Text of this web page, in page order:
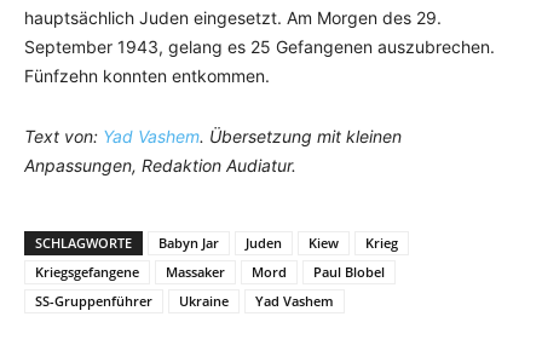
hauptsächlich Juden eingesetzt. Am Morgen des 29.
September 1943, gelang es 25 Gefangenen auszubrechen.
Fünfzehn konnten entkommen.
Text von: Yad Vashem. Übersetzung mit kleinen
Anpassungen, Redaktion Audiatur.
SCHLAGWORTE Babyn Jar Juden Kiew
Krieg
Kriegsgefangene
Massaker Mord
Paul Blobel
SS-Gruppenführer
Ukraine Yad Vashem